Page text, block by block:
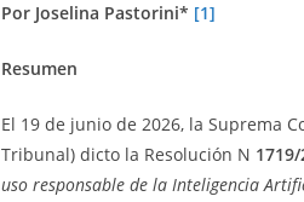
Por Joselina Pastorini* [1]
Resumen
El 19 de junio de 2026, la Suprema
Tribunal) dicto la Resolución N
uso responsable de la Inteligencia